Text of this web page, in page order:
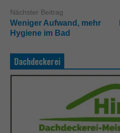
Nächster Beitrag
Weniger Aufwand, mehr
Hygiene im Bad
Dachdeckerei